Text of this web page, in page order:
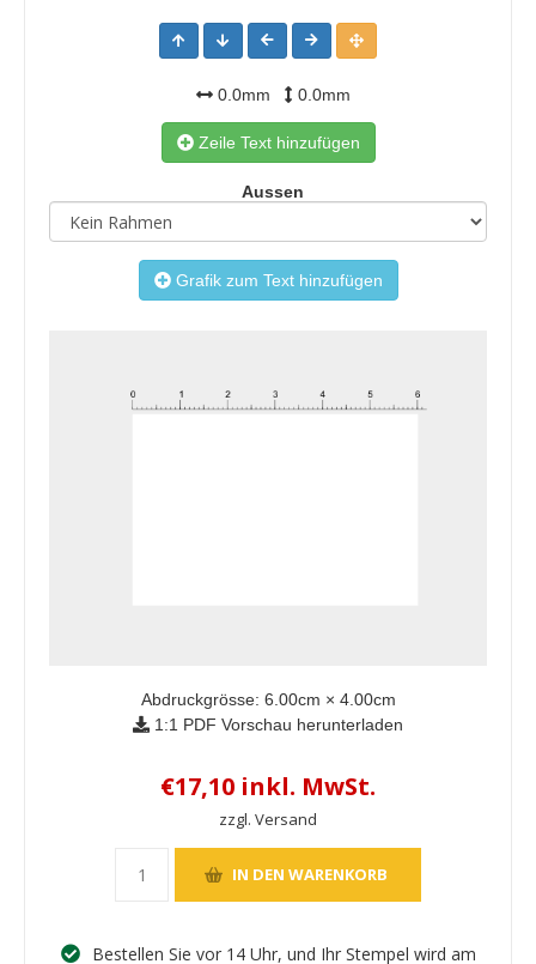
0.0mm 0.0mm
Zeile Text hinzufügen
Aussen
Grafik zum Text hinzufügen
Abdruckgrösse: 6.00cm × 4.00cm
1:1 PDF Vorschau herunterladen
€17,10 inkl. MwSt.
zzgl. Versand
Bestellen Sie vor 14 Uhr, und Ihr Stempel wird am